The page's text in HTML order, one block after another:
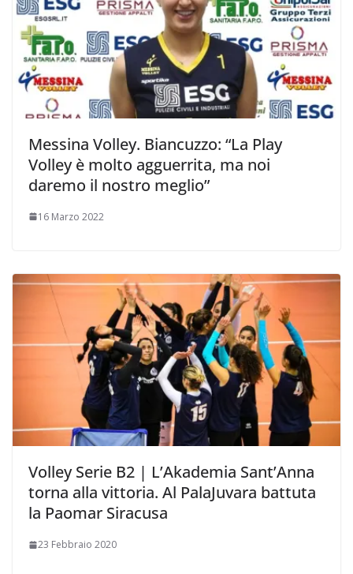
Messina Volley. Biancuzzo: “La Play
Volley è molto agguerrita, ma noi
daremo il nostro meglio”
16 Marzo 2022
Volley Serie B2 | L’Akademia Sant’Anna
torna alla vittoria. Al PalaJuvara battuta
la Paomar Siracusa
23 Febbraio 2020